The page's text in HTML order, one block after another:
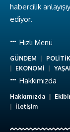
habercilik
ediyor.
Hızlı Menü
GÜNDEM
EKONOMİ
Hakkımızda
Hakkımızda
İletişim